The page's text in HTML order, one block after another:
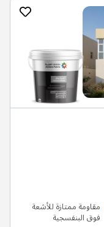
مقاومة ممتازة للأشعة
فوق البنفسجية